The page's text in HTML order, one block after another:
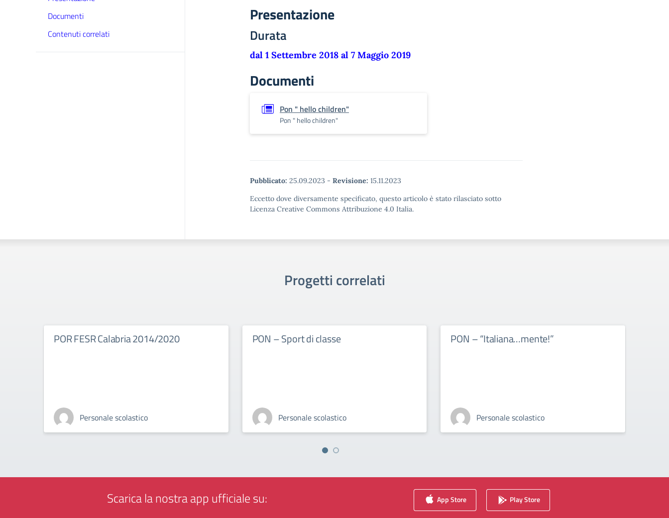
Documenti
Contenuti correlati
Presentazione
Durata
dal 1 Settembre 2018 al 7 Maggio 2019
Documenti
Pon " hello children"
Pon " hello children"
Pubblicato: 25.09.2023 - Revisione: 15.11.2023
Eccetto dove diversamente specificato, questo articolo è stato rilasciato sotto
Licenza Creative Commons Attribuzione 4.0 Italia.
Progetti correlati
POR FESR Calabria 2014/2020
Personale scolastico
PON – Sport di classe
Personale scolastico
PON – “Italiana…mente!”
Personale scolastico
Scarica la nostra app ufficiale su: App Store Play Store